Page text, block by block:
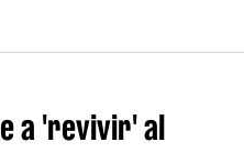
a 'revivir' al